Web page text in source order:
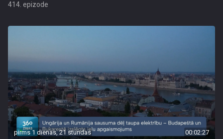
414. epizode
pirms 1 dienas, 21 stundas 00:02:27